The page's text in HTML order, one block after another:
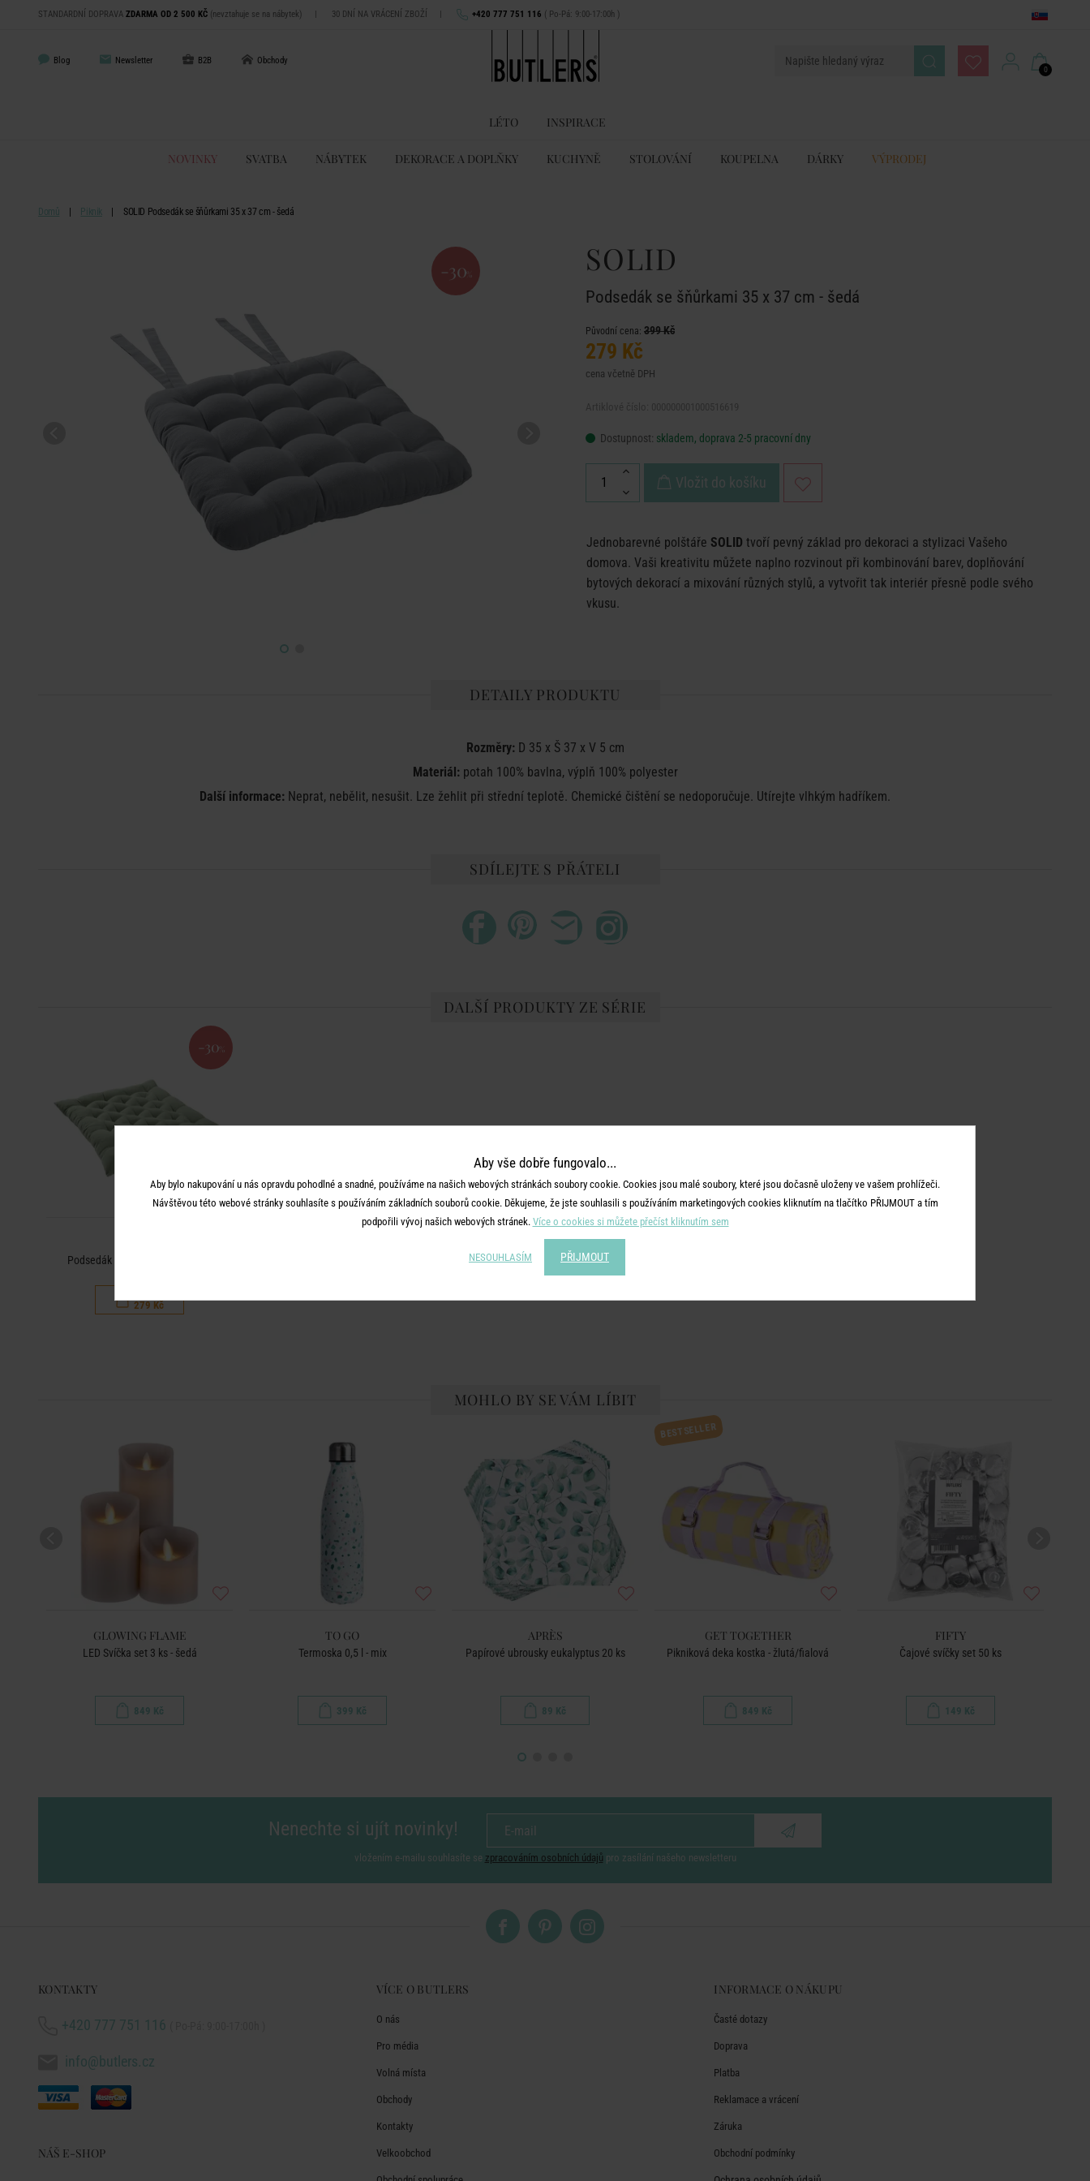
STANDARDNÍ DOPRAVA ZDARMA OD 2 500 KČ (nevztahuje se na nábytek) | 30 DNÍ NA VRÁCENÍ ZBOŽÍ | +420 777 751 116 ( Po-Pá: 9:00-17:00h )
Blog Newsletter B2B Obchody
0
LÉTO INSPIRACE
NOVINKY SVATBA NÁBYTEK DEKORACE A DOPLŇKY KUCHYNĚ STOLOVÁNÍ KOUPELNA DÁRKY VÝPRODEJ
Domů Piknik SOLID Podsedák se šňůrkami 35 x 37 cm - šedá
-30 % SOLID
Podsedák se šňůrkami 35 x 37 cm - šedá
Původní cena: 399 Kč
279 Kč
cena včetně DPH
Dostupnost: skladem, doprava 2-5 pracovní dny
Vložit do košíku
Jednobarevné polštáře SOLID tvoří pevný základ pro dekoraci a stylizaci Vašeho
domova. Vaši kreativitu můžete naplno rozvinout při kombinování barev, doplňování
bytových dekorací a mixování různých stylů, a vytvořit tak interiér přesně podle svého
vkusu.
DETAILY PRODUKTU
Rozměry: D 35 x Š 37 x V 5 cm
Materiál: potah 100% bavlna, výplň 100% polyester
Další informace: Neprat, nebělit, nesušit. Lze žehlit při střední teplotě. Chemické čištění se nedoporučuje. Utírejte vlhkým hadříkem.
SDÍLEJTE S PŘÁTELI
DALŠÍ PRODUKTY ZE SÉRIE
-30 %
Podsedák 42 x 42 cm - šalvějová
279 Kč
MOHLO BY SE VÁM LÍBIT
GLOWING FLAME
LED Svíčka set 3 ks - šedá
849 Kč
TO GO
Termoska 0,5 l - mix
399 Kč
APRÈS
Papírové ubrousky eukalyptus 20 ks
89 Kč
BESTSELLER
GET TOGETHER
Pikniková deka kostka - žlutá/fialová
849 Kč
FIFTY
Čajové svíčky set 50 ks
149 Kč
Nenechte si ujít novinky!
vložením e-mailu souhlasíte se zpracováním osobních údajů pro zasílání našeho newsletteru
KONTAKTY
+420 777 751 116
info@butlers.cz
NÁŠ E-SHOP
VÍCE O BUTLERS
O nás
Pro média
Volná místa
Obchody
Kontakty
Velkoobchod
INFORMACE O NÁKUPU
Časté dotazy
Doprava
Platba
Reklamace a vrácení
Záruka
Obchodní podmínky
Aby vše dobře fungovalo...
Aby bylo nakupování u nás opravdu pohodlné a snadné, používáme na našich webových stránkách soubory cookie. Cookies jsou malé soubory, které jsou dočasně uloženy ve vašem prohlížeči.
Návštěvou této webové stránky souhlasíte s používáním základních souborů cookie. Děkujeme, že jste souhlasili s používáním marketingových cookies kliknutím na tlačítko PŘIJMOUT a tím
podpořili vývoj našich webových stránek. Více o cookies si můžete přečíst kliknutím sem
NESOUHLASÍM PŘIJMOUT